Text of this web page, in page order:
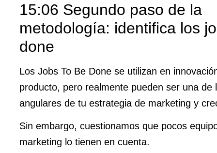
15:06 Segundo paso de la
metodología: identifica los
done
Los Jobs To Be Done se utilizan en
producto, pero realmente pueden ser una de
angulares de tu estrategia de marketing y
Sin embargo, cuestionamos que pocos
marketing lo tienen en cuenta.